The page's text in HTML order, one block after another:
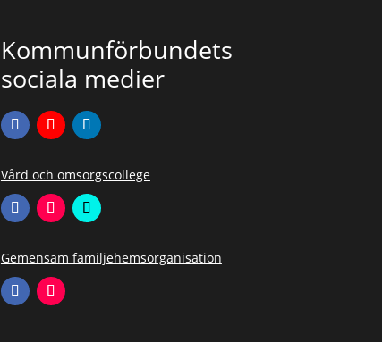
Kommunförbundets
sociala medier
Vård och omsorgscollege
Gemensam familjehemsorganisation